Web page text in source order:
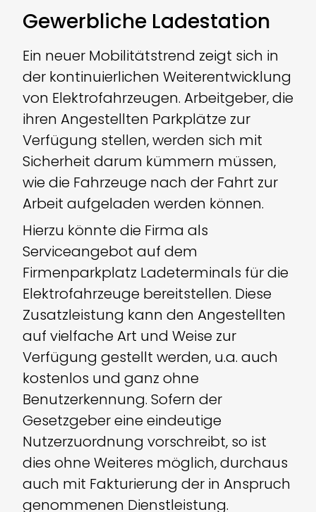
Gewerbliche Ladestation
Ein neuer Mobilitätstrend zeigt sich in
der kontinuierlichen Weiterentwicklung
von Elektrofahrzeugen. Arbeitgeber, die
ihren Angestellten Parkplätze zur
Verfügung stellen, werden sich mit
Sicherheit darum kümmern müssen,
wie die Fahrzeuge nach der Fahrt zur
Arbeit aufgeladen werden können.
Hierzu könnte die Firma als
Serviceangebot auf dem
Firmenparkplatz Ladeterminals für die
Elektrofahrzeuge bereitstellen. Diese
Zusatzleistung kann den Angestellten
auf vielfache Art und Weise zur
Verfügung gestellt werden, u.a. auch
kostenlos und ganz ohne
Benutzerkennung. Sofern der
Gesetzgeber eine eindeutige
Nutzerzuordnung vorschreibt, so ist
dies ohne Weiteres möglich, durchaus
auch mit Fakturierung der in Anspruch
genommenen Dienstleistung.